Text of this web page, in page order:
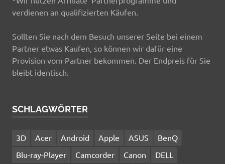
verdienen an qualifizierten Käufen.
Sollten Sie nach dem Besuch unserer Seite bei einem
Partner etwas Kaufen, so können wir dafür eine
Provision vom Partner bekommen. Der Endpreis für Sie
bleibt identisch.
SCHLAGWÖRTER
3D Acer Android Apple ASUS
BenQ
Blu-ray-Player
Camcorder Canon
DELL